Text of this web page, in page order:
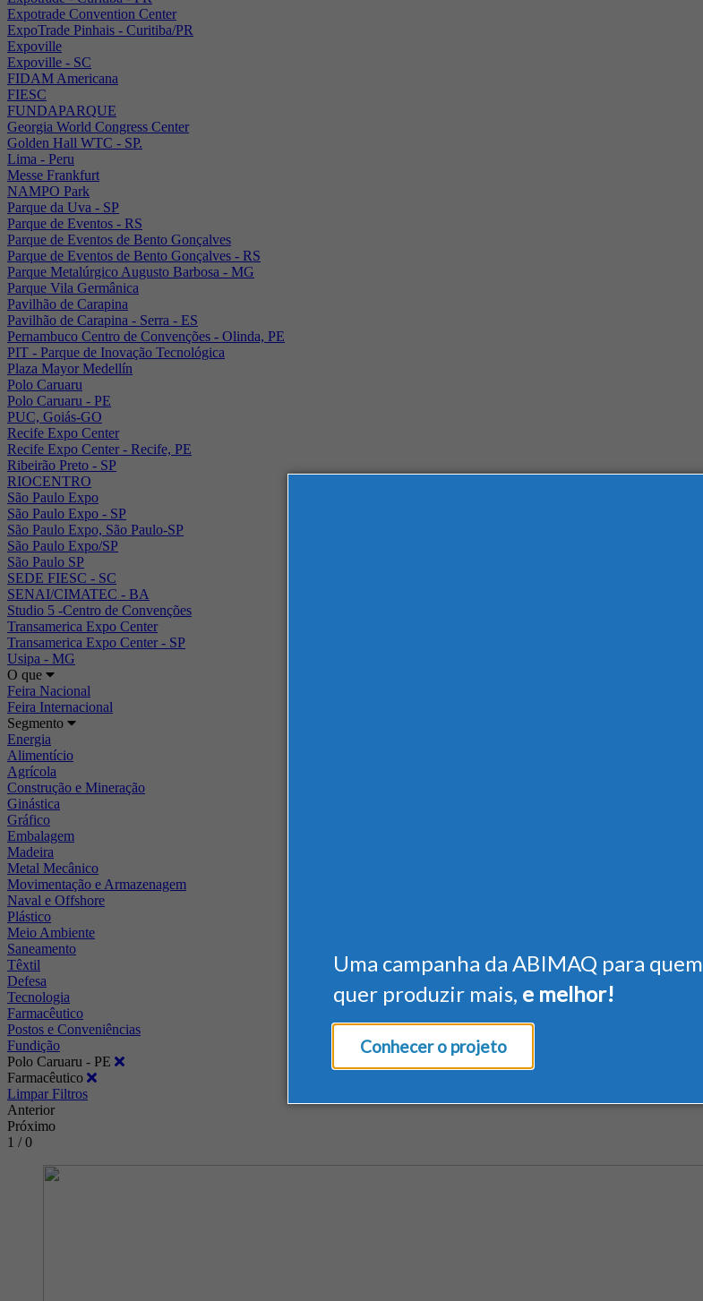
Uma campanha da ABIMAQ para quem
quer produzir mais, e melhor!
Conhecer o projeto
Expotrade Convention Center
ExpoTrade Pinhais - Curitiba/PR
Expoville
Expoville - SC
FIDAM Americana
FIESC
FUNDAPARQUE
Georgia World Congress Center
Golden Hall WTC - SP.
Lima - Peru
Messe Frankfurt
NAMPO Park
Parque da Uva - SP
Parque de Eventos - RS
Parque de Eventos de Bento Gonçalves
Parque de Eventos de Bento Gonçalves - RS
Parque Metalúrgico Augusto Barbosa - MG
Parque Vila Germânica
Pavilhão de Carapina
Pavilhão de Carapina - Serra - ES
Pernambuco Centro de Convenções - Olinda, PE
PIT - Parque de Inovação Tecnológica
Plaza Mayor Medellín
Polo Caruaru
Polo Caruaru - PE
PUC, Goiás-GO
Recife Expo Center
Recife Expo Center - Recife, PE
Ribeirão Preto - SP
RIOCENTRO
São Paulo Expo
São Paulo Expo - SP
São Paulo Expo, São Paulo-SP
São Paulo Expo/SP
São Paulo SP
SEDE FIESC - SC
SENAI/CIMATEC - BA
Studio 5 -Centro de Convenções
Transamerica Expo Center
Transamerica Expo Center - SP
Usipa - MG
O que
Feira Nacional
Feira Internacional
Segmento
Energia
Alimentício
Agrícola
Construção e Mineração
Ginástica
Gráfico
Embalagem
Madeira
Metal Mecânico
Movimentação e Armazenagem
Naval e Offshore
Plástico
Meio Ambiente
Saneamento
Têxtil
Defesa
Tecnologia
Farmacêutico
Postos e Conveniências
Fundição
Polo Caruaru - PE
Farmacêutico
Limpar Filtros
Anterior
Próximo
1 / 0